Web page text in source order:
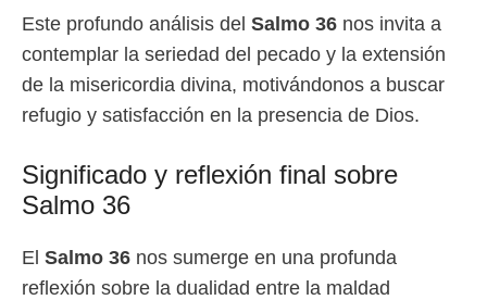
Este profundo análisis del Salmo 36 nos invita a
contemplar la seriedad del pecado y la extensión
de la misericordia divina, motivándonos a buscar
refugio y satisfacción en la presencia de Dios.
Significado y reflexión final sobre
Salmo 36
El Salmo 36 nos sumerge en una profunda
reflexión sobre la dualidad entre la maldad